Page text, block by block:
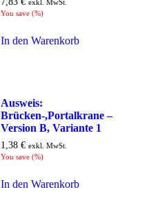
exkl. MwSt.
You save (%)
In den Warenkorb
Ausweis:
Brücken-,Portalkrane –
Version B, Variante 1
1,38 € exkl. MwSt.
You save (%)
In den Warenkorb